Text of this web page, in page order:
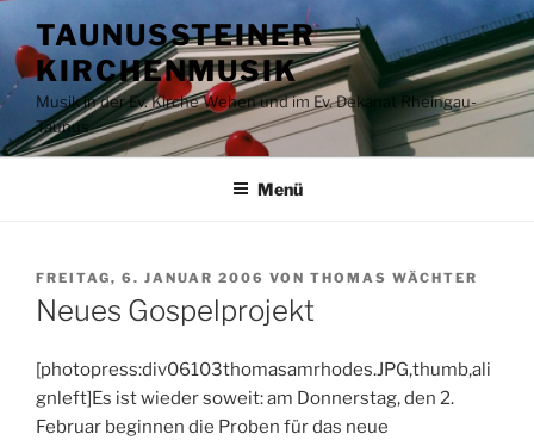
Inhalt
springen
TAUNUSSTEINER
KIRCHENMUSIK
Musik in der Ev. Kirche Wehen und im Ev. Dekanat Rheingau-
Taunus
Menü
VERÖFFENTLICHT
AM
FREITAG, 6. JANUAR 2006 VON THOMAS WÄCHTER
Neues Gospelprojekt
[photopress:div06103thomasamrhodes.JPG,thumb,ali
gnleft]Es ist wieder soweit: am Donnerstag, den 2.
Februar beginnen die Proben für das neue